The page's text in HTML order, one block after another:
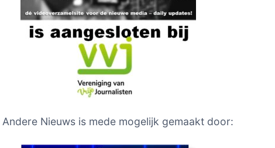
Andere Nieuws is mede mogelijk gemaakt door: